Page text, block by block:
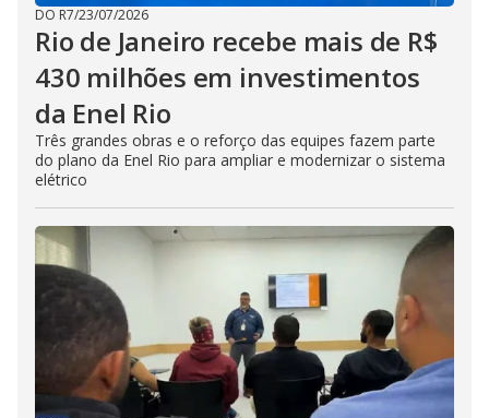
DO R7/23/07/2026
Rio de Janeiro recebe mais de R$
430 milhões em investimentos
da Enel Rio
Três grandes obras e o reforço das equipes fazem parte
do plano da Enel Rio para ampliar e modernizar o sistema
elétrico